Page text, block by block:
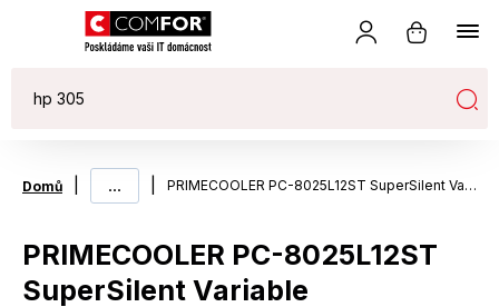
Domů ... PRIMECOOLER PC-8025L12ST SuperSilent Variable
PRIMECOOLER PC-8025L12ST
SuperSilent Variable